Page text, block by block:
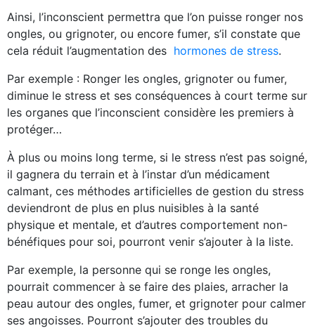
Ainsi, l’inconscient permettra que l’on puisse ronger nos
ongles, ou grignoter, ou encore fumer, s’il constate que
cela réduit l’augmentation des hormones de stress.
Par exemple : Ronger les ongles, grignoter ou fumer,
diminue le stress et ses conséquences à court terme sur
les organes que l’inconscient considère les premiers à
protéger…
À plus ou moins long terme, si le stress n’est pas soigné,
il gagnera du terrain et à l’instar d’un médicament
calmant, ces méthodes artificielles de gestion du stress
deviendront de plus en plus nuisibles à la santé
physique et mentale, et d’autres comportement non-
bénéfiques pour soi, pourront venir s’ajouter à la liste.
Par exemple, la personne qui se ronge les ongles,
pourrait commencer à se faire des plaies, arracher la
peau autour des ongles, fumer, et grignoter pour calmer
ses angoisses. Pourront s’ajouter des troubles du